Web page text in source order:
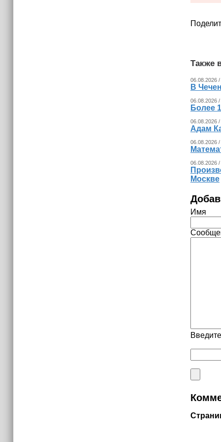
Также
06.08.2026
В
06.08.2026
Более
06.08.2026
Адам
06.08.2026
06.08.2026
Москве
Имя